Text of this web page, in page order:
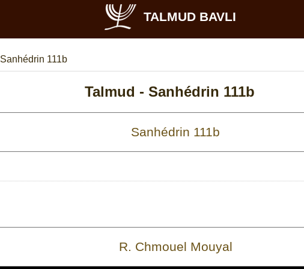
TALMUD BAVLI
Sanhédrin 111b
Talmud - Sanhédrin 111b